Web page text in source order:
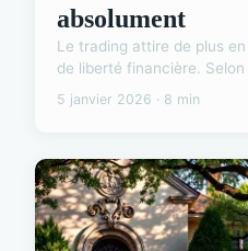
absolument
Le trading attire de plus
de liberté financière. Selon
5 janvier 2026 · 8 min